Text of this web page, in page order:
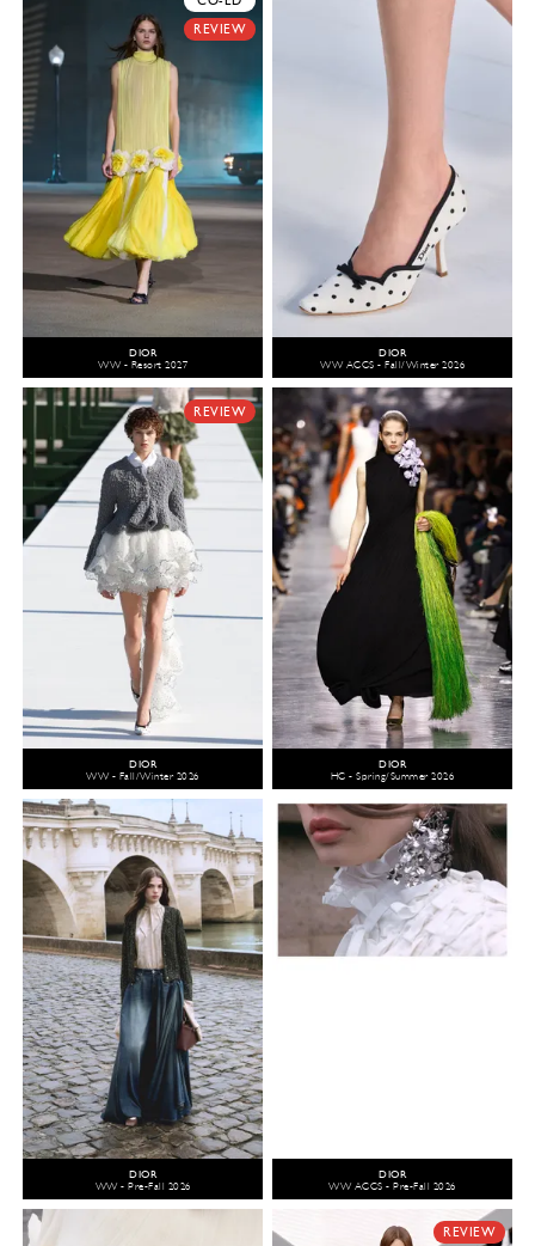
REVIEW
DIOR
WW - Resort 2027
DIOR
WW ACCS - Fall/Winter 2026
REVIEW
DIOR
WW - Fall/Winter 2026
DIOR
HC - Spring/Summer 2026
DIOR
WW - Pre-Fall 2026
DIOR
WW ACCS - Pre-Fall 2026
REVIEW